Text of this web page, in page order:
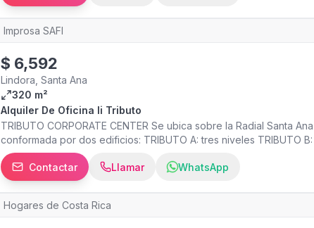
complejo de lujo. Forme parte de una popular comunidad
internacional, es un lugar práctico para recibir a sus clientes y
un panorama increíble con las montañas de fondo. Disfrute del
los gimnasios y un centro de escalada en las cercanías. Oficinas
global de centros de negocios • Equipo de recepción y soporte
empresarial y WiFi • Impresoras y soporte administrativo •
disponibles por hora, día o mes • Eventos regulares de
vía app • Diseños personalizables y flexibles • Escalabilidad o
ergonómico de alta calidad • Programa de beneficios con
• Acceso adicional a 50 m² de espacio compartido • Precios
anuncio son aproximados y están sujetos a disponibilidad. Todas
Improsa SAFI
$ 6,592
Lindora, Santa Ana
320 m²
Alquiler De Oficina Ii Tributo
TRIBUTO CORPORATE CENTER Se ubica sobre la Radial Santa
conformada por dos edificios: TRIBUTO A: tres niveles TRIBUTO
diseño contemporáneo, y apto para albergar empresas
tecnología de punta.
Contactar Llamar WhatsApp
Hogares de Costa Rica